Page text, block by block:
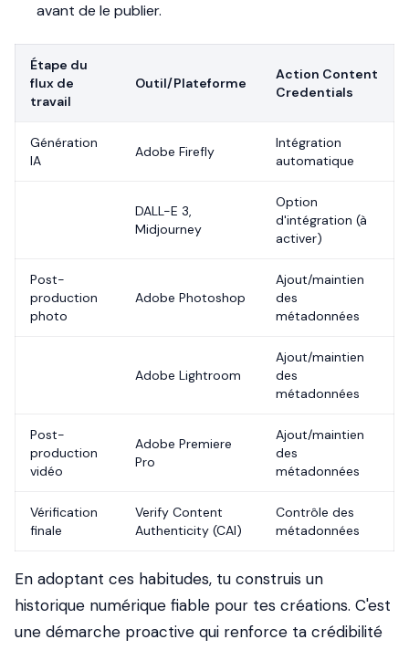
avant de le publier.
Étape du
flux de
travail
Outil/Plateforme
Action Content
Credentials
Génération
IA
Adobe Firefly
Intégration
automatique
DALL-E 3,
Midjourney
Option
d'intégration (à
activer)
Post-
production
photo
Adobe Photoshop
Ajout/maintien
des
métadonnées
Adobe Lightroom
Ajout/maintien
des
métadonnées
Post-
production
vidéo
Adobe Premiere
Pro
Ajout/maintien
des
métadonnées
Vérification
finale
Verify Content
Authenticity (CAI)
Contrôle des
métadonnées
En adoptant ces habitudes, tu construis un
historique numérique fiable pour tes créations. C'est
une démarche proactive qui renforce ta crédibilité